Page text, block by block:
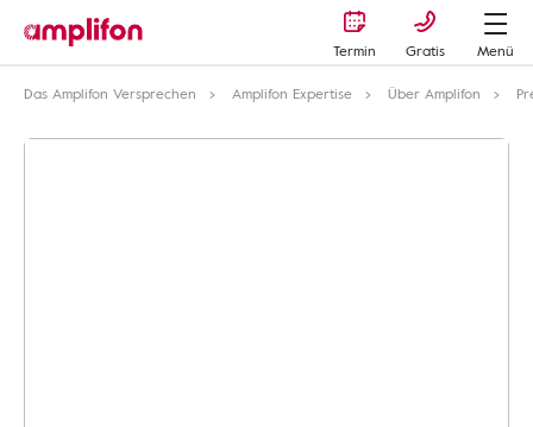
Termin Gratis
Menü
Das Amplifon Versprechen
Amplifon Expertise Über Amplifon